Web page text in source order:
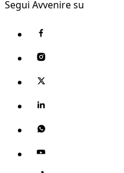
Segui Avvenire su